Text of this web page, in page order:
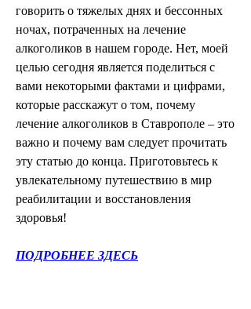
говорить о тяжелых днях и бессонных
ночах, потраченных на лечение
алкоголиков в нашем городе. Нет, моей
целью сегодня является поделиться с
вами некоторыми фактами и цифрами,
которые расскажут о том, почему
лечение алкоголиков в Ставрополе – это
важно и почему вам следует прочитать
эту статью до конца. Приготовьтесь к
увлекательному путешествию в мир
реабилитации и восстановления
здоровья!
ПОДРОБНЕЕ ЗДЕСЬ